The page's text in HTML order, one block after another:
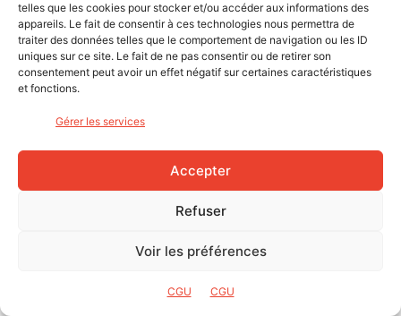
telles que les cookies pour stocker et/ou accéder aux informations des
appareils. Le fait de consentir à ces technologies nous permettra de
traiter des données telles que le comportement de navigation ou les ID
uniques sur ce site. Le fait de ne pas consentir ou de retirer son
consentement peut avoir un effet négatif sur certaines caractéristiques
et fonctions.
Gérer les services
Accepter
Refuser
Voir les préférences
CGU CGU
CADRE : HSC Carbone
FOURCHE : Carbone, pivot carbone, axe 12×100 mm
DÉRAILLEUR ARRIÈRE : Shimano GRX, RD-RX400
DÉRAILLEUR AVANT : Shimano GRX, FD-RX400
LEVIERS : Shimano GRX, ST-RX400, 2×10-vitesses
CASSETTE : Shimano CS-HG50, 11-36t
DISQUES DE FREIN : Shimano SM-RT64, 160 mm
POTENCE : Viper, – 7°